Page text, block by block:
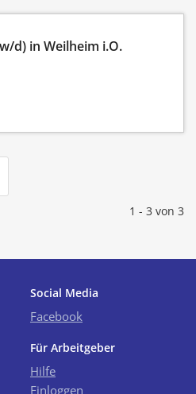
d) in Weilheim i.O.
1 - 3 von 3
Social Media
Facebook
Für Arbeitgeber
Hilfe
Einloggen